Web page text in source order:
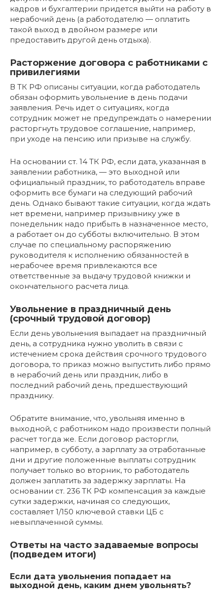
кадров и бухгалтерии придется выйти на работу в
нерабочий день (а работодателю — оплатить
такой выход в двойном размере или
предоставить другой день отдыха).
Расторжение договора с работниками с
привилегиями
В ТК РФ описаны ситуации, когда работодатель
обязан оформить увольнение в день подачи
заявления. Речь идет о ситуациях, когда
сотрудник может не предупреждать о намерении
расторгнуть трудовое соглашение, например,
при уходе на пенсию или призыве на службу.
На основании ст. 14 ТК РФ, если дата, указанная в
заявлении работника, — это выходной или
официальный праздник, то работодатель вправе
оформить все бумаги на следующий рабочий
день. Однако бывают такие ситуации, когда ждать
нет времени, например призывнику уже в
понедельник надо прибыть в назначенное место,
а работает он до субботы включительно. В этом
случае по специальному распоряжению
руководителя к исполнению обязанностей в
нерабочее время привлекаются все
ответственные за выдачу трудовой книжки и
окончательного расчета лица.
Увольнение в праздничный день
(срочный трудовой договор)
Если день увольнения выпадает на праздничный
день, а сотрудника нужно уволить в связи с
истечением срока действия срочного трудового
договора, то приказ можно выпустить либо прямо
в нерабочий день или праздник, либо в
последний рабочий день, предшествующий
празднику.
Обратите внимание, что, увольняя именно в
выходной, с работником надо произвести полный
расчет тогда же. Если договор расторгли,
например, в субботу, а зарплату за отработанные
дни и другие положенные выплаты сотрудник
получает только во вторник, то работодатель
должен заплатить за задержку зарплаты. На
основании ст. 236 ТК РФ компенсация за каждые
сутки задержки, начиная со следующих,
составляет 1/150 ключевой ставки ЦБ с
невыплаченной суммы.
Ответы на часто задаваемые вопросы
(подведем итоги)
Если дата увольнения попадает на
выходной день, каким днем увольнять?